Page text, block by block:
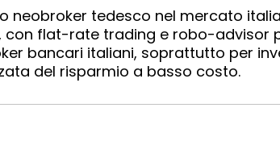
neobroker tedesco nel mercato
con flat-rate trading e robo-advisor
bancari italiani, soprattutto per
del risparmio a basso costo.